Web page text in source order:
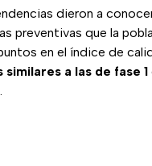
dieron a
preventivas que la
en el índice de
a las de fase 1